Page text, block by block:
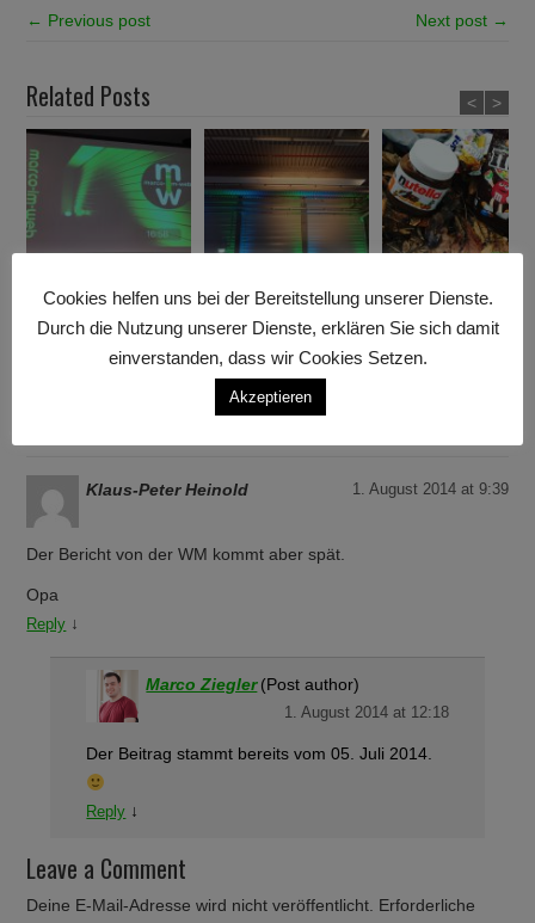
← Previous post Next post →
Related Posts
Mobile Beamer Leinwand
– NEU im Verleih!
Einweihungsfeier und
Betriebsfest in
Grettstadt
Filmwochenende mit
BlackRiverProduction in
Stuttgart
< >
Klaus-Peter Heinold 1. August 2014 at 9:39
Der Bericht von der WM kommt aber spät.
Opa
Reply ↓
Marco Ziegler (Post author)
1. August 2014 at 12:18
Der Beitrag stammt bereits vom 05. Juli 2014.
Reply ↓
Leave a Comment
Deine E-Mail-Adresse wird nicht veröffentlicht. Erforderliche
Cookies helfen uns bei der Bereitstellung unserer Dienste.
Durch die Nutzung unserer Dienste, erklären Sie sich damit
einverstanden, dass wir Cookies Setzen.
Akzeptieren